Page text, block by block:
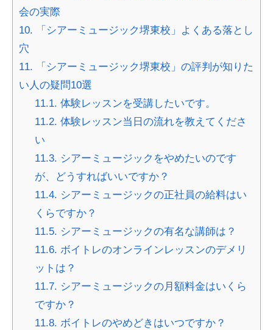
会の実際
10. 「シアーミュージック堺東校」よくある落とし
穴
11. 「シアーミュージック堺東校」の評判が知りた
い人の疑問10選
11.1. 体験レッスンを受講したいです。
11.2. 体験レッスン当日の流れを教えてくださ
い
11.3. シアーミュージックをやめたいのです
が、どうすればいいですか？
11.4. シアーミュージックの正社員の給料はい
くらですか？
11.5. シアーミュージックの有名な講師は？
11.6. ボイトレのオンラインレッスンのデメリ
ットは？
11.7. シアーミュージックの月額料金はいくら
ですか？
11.8. ボイトレのやめどきはいつですか？